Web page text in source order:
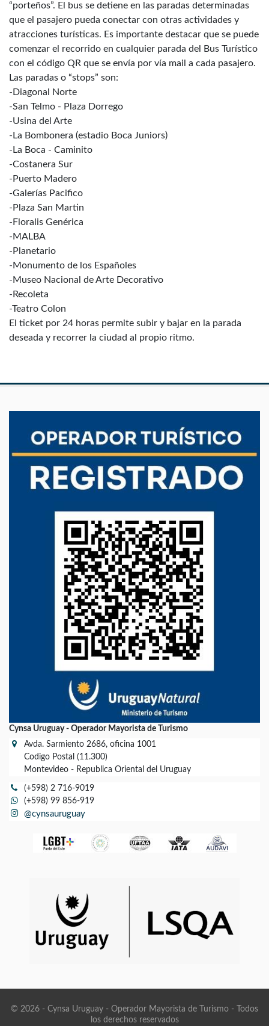
“porteños”. El bus se detiene en las paradas determinadas
que el pasajero pueda conectar con otras actividades y
atracciones turísticas. Es importante destacar que se puede
comenzar el recorrido en cualquier parada del Bus Turístico
con el código QR que se envía por vía mail a cada pasajero.
Las paradas o “stops” son:
-Diagonal Norte
-San Telmo - Plaza Dorrego
-Usina del Arte
-La Bombonera (estadio Boca Juniors)
-La Boca - Caminito
-Costanera Sur
-Puerto Madero
-Galerías Pacifico
-Plaza San Martin
-Floralis Genérica
-MALBA
-Planetario
-Monumento de los Españoles
-Museo Nacional de Arte Decorativo
-Recoleta
-Teatro Colon
El ticket por 24 horas permite subir y bajar en la parada
deseada y recorrer la ciudad al propio ritmo.
Cynsa Uruguay - Operador Mayorista de Turismo
Avda. Sarmiento 2686, oficina 1001
Codigo Postal (11.300)
Montevideo - Republica Oriental del Uruguay
(+598) 2 716-9019
(+598) 99 856-919
@cynsauruguay
© 2026 - Cynsa Uruguay - Operador Mayorista de Turismo - Todos
los derechos reservados